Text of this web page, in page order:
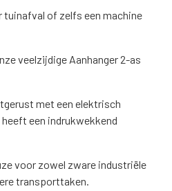
tuinafval of zelfs een machine
veelzijdige Aanhanger 2-as
met een elektrisch
een indrukwekkend
voor zowel zware industriële
transporttaken.